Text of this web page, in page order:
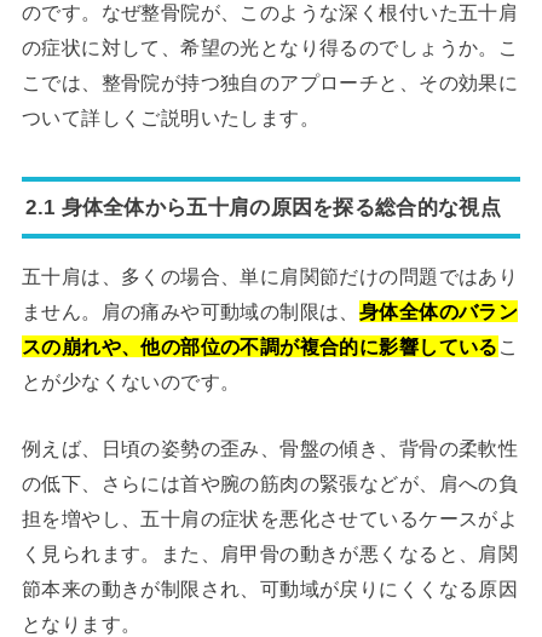
のです。なぜ整骨院が、このような深く根付いた五十肩
の症状に対して、希望の光となり得るのでしょうか。こ
こでは、整骨院が持つ独自のアプローチと、その効果に
ついて詳しくご説明いたします。
2.1 身体全体から五十肩の原因を探る総合的な視点
五十肩は、多くの場合、単に肩関節だけの問題ではあり
ません。肩の痛みや可動域の制限は、 身体全体のバラン
スの崩れや、他の部位の不調が複合的に影響している こ
とが少なくないのです。
例えば、日頃の姿勢の歪み、骨盤の傾き、背骨の柔軟性
の低下、さらには首や腕の筋肉の緊張などが、肩への負
担を増やし、五十肩の症状を悪化させているケースがよ
く見られます。また、肩甲骨の動きが悪くなると、肩関
節本来の動きが制限され、可動域が戻りにくくなる原因
となります。